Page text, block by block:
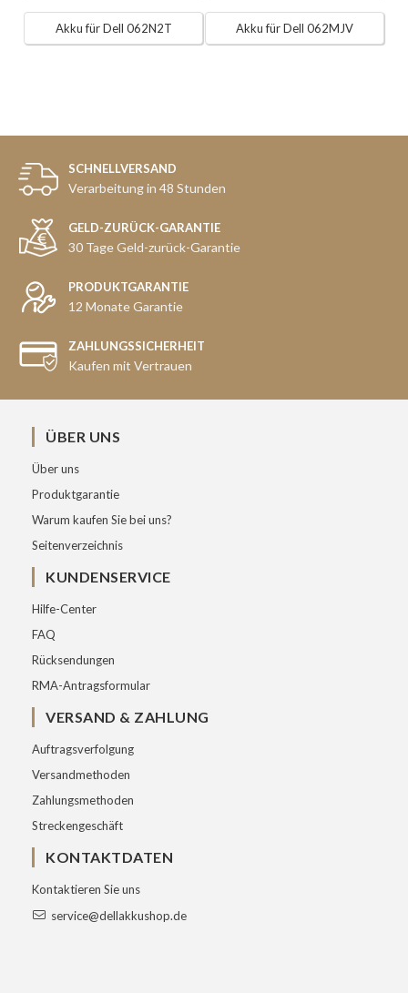
Akku für Dell 062N2T Akku für Dell 062MJV
SCHNELLVERSAND
Verarbeitung in 48 Stunden
GELD-ZURÜCK-GARANTIE
30 Tage Geld-zurück-Garantie
PRODUKTGARANTIE
12 Monate Garantie
ZAHLUNGSSICHERHEIT
Kaufen mit Vertrauen
ÜBER UNS
Über uns
Produktgarantie
Warum kaufen Sie bei uns?
Seitenverzeichnis
KUNDENSERVICE
Hilfe-Center
FAQ
Rücksendungen
RMA-Antragsformular
VERSAND & ZAHLUNG
Auftragsverfolgung
Versandmethoden
Zahlungsmethoden
Streckengeschäft
KONTAKTDATEN
Kontaktieren Sie uns
service@dellakkushop.de